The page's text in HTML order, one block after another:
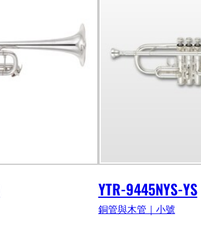
YTR-9445NYS-YS
銅管與木管｜小號